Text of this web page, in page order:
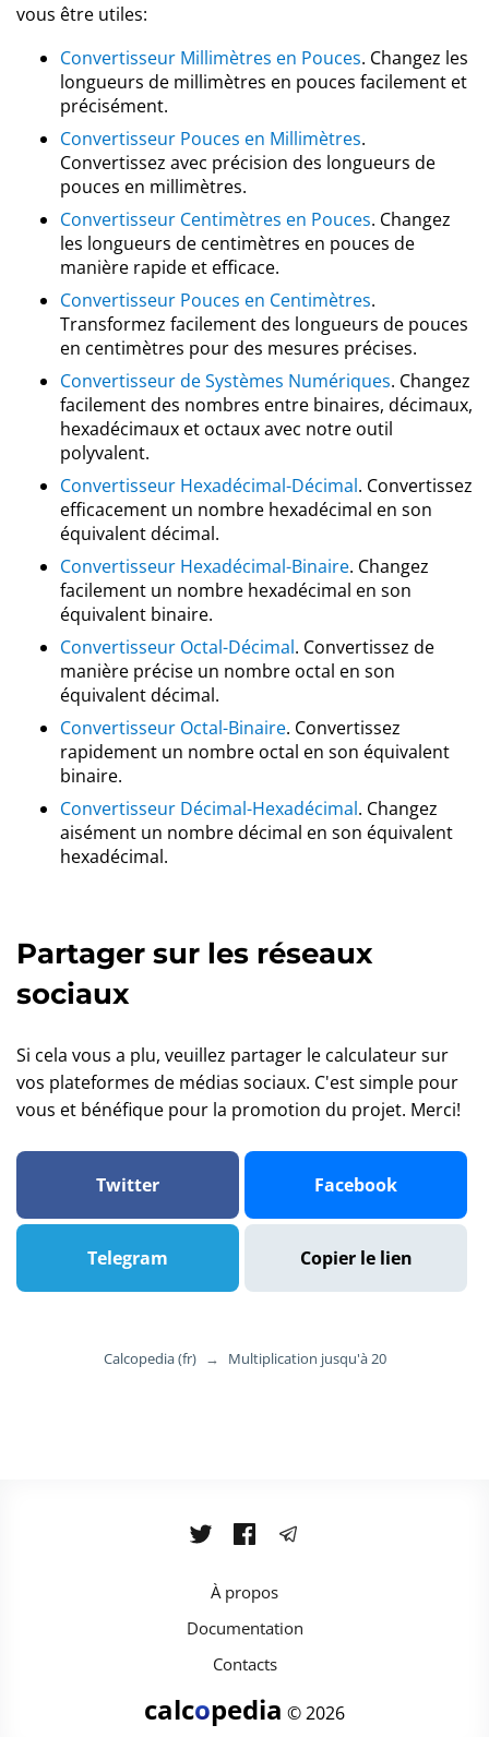
vous être utiles:
Convertisseur Millimètres en Pouces. Changez les
longueurs de millimètres en pouces facilement et
précisément.
Convertisseur Pouces en Millimètres.
Convertissez avec précision des longueurs de
pouces en millimètres.
Convertisseur Centimètres en Pouces. Changez
les longueurs de centimètres en pouces de
manière rapide et efficace.
Convertisseur Pouces en Centimètres.
Transformez facilement des longueurs de pouces
en centimètres pour des mesures précises.
Convertisseur de Systèmes Numériques. Changez
facilement des nombres entre binaires, décimaux,
hexadécimaux et octaux avec notre outil
polyvalent.
Convertisseur Hexadécimal-Décimal. Convertissez
efficacement un nombre hexadécimal en son
équivalent décimal.
Convertisseur Hexadécimal-Binaire. Changez
facilement un nombre hexadécimal en son
équivalent binaire.
Convertisseur Octal-Décimal. Convertissez de
manière précise un nombre octal en son
équivalent décimal.
Convertisseur Octal-Binaire. Convertissez
rapidement un nombre octal en son équivalent
binaire.
Convertisseur Décimal-Hexadécimal. Changez
aisément un nombre décimal en son équivalent
hexadécimal.
Partager sur les réseaux
sociaux
Si cela vous a plu, veuillez partager le calculateur sur
vos plateformes de médias sociaux. C'est simple pour
vous et bénéfique pour la promotion du projet. Merci!
Twitter Facebook
Telegram Copier le lien
Calcopedia (fr) → Multiplication jusqu'à 20
À propos
Documentation
Contacts
calcopedia © 2026